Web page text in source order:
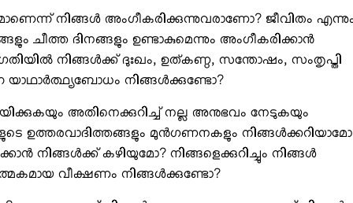
നിങ്ങള്‍ അംഗീകരിക്കുന്നുവരാണോ? ജീവിതം
ചീത്ത ദിനങ്ങളും ഉണ്ടാകുമെന്നും അംഗീകരിക്കാന്‍
ഗതിയില്‍ നിങ്ങള്‍ക്ക് ദുഃഖം, ഉത്കണ്ഠ, സന്തോഷം, സംതൃപ്തി
നിങ്ങള്‍ക്കുണ്ടോ?
അതിനെക്കുറിച്ച് നല്ല അനുഭവം നേടുകയും
ഉത്തരവാദിത്തങ്ങളും മുന്‍ഗണനകളും
നിങ്ങള്‍ക്ക് കഴിയുമോ? നിങ്ങളെക്കുറിച്ചും നിങ്ങള്‍
വീക്ഷണം നിങ്ങള്‍ക്കുണ്ടോ?